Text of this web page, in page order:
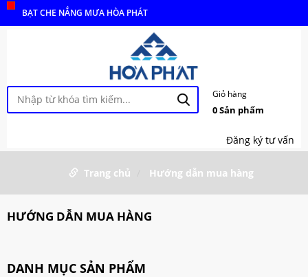
BẠT CHE NẮNG MƯA HÒA PHÁT
Giỏ hàng
0Sản phẩm
Đăng ký tư vấn
Trang chủ Hướng dẫn mua hàng
HƯỚNG DẪN MUA HÀNG
DANH MỤC SẢN PHẨM